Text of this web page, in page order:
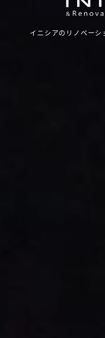
イニシアのリノベー